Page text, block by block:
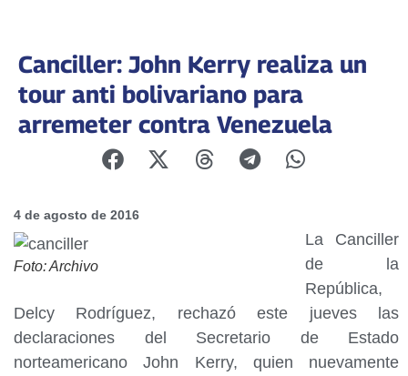
Canciller: John Kerry realiza un
tour anti bolivariano para
arremeter contra Venezuela
4 de agosto de 2016
Foto: Archivo
La Canciller
de la
República,
Delcy Rodríguez, rechazó este jueves las
declaraciones del Secretario de Estado
norteamericano John Kerry, quien nuevamente